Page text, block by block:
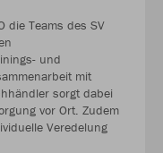
die Teams des SV
und
mit
sorgt dabei
vor Ort. Zudem
Veredelung